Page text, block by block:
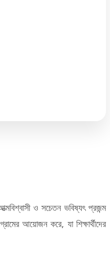
ও সচেতন ভবিষ্যৎ প্রজন্ম
আয়োজন করে, যা শিক্ষার্থীদের